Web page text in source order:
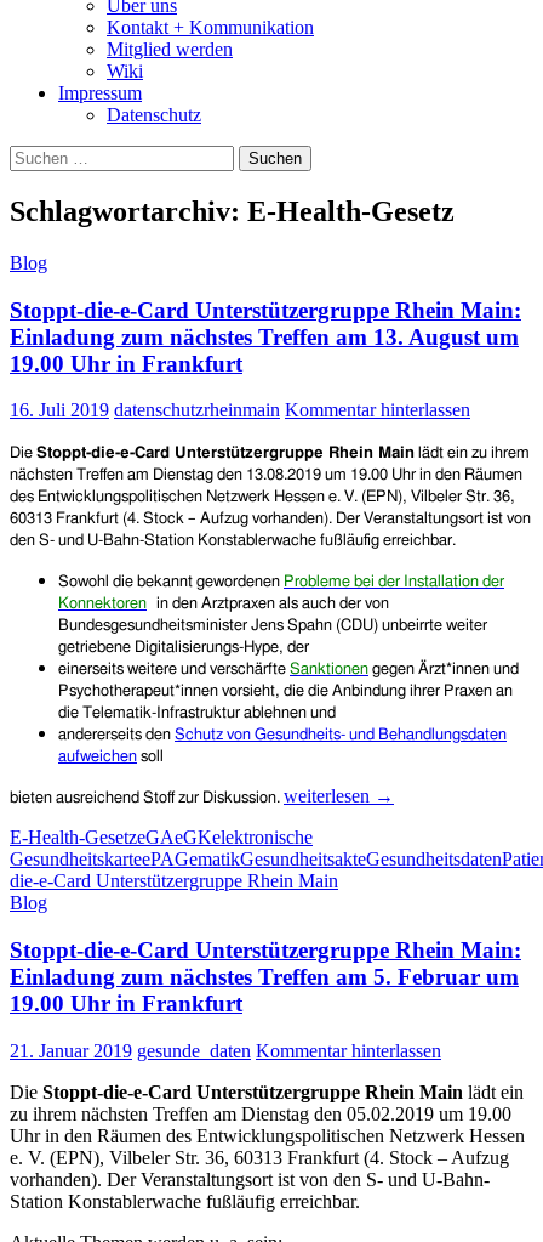
Über uns
Kontakt + Kommunikation
Mitglied werden
Wiki
Impressum
Datenschutz
Suchen
nach:
Schlagwortarchiv: E-Health-Gesetz
Blog
Stoppt-die-e-Card Unterstützergruppe Rhein Main:
Einladung zum nächstes Treffen am 13. August um
19.00 Uhr in Frankfurt
16. Juli 2019 datenschutzrheinmain Kommentar hinterlassen
Die Stoppt-die-e-Card Unterstützergruppe Rhein Main lädt ein zu ihrem
nächsten Treffen am Dienstag den 1 3.08.2019 um 19.00 Uhr in den Räumen
des Entwicklungspolitischen Netzwerk Hessen e. V. (EPN), Vilbeler Str. 36,
60313 Frankfurt (4. Stock – Aufzug vorhanden). Der Veranstaltungsort ist von
den S- und U-Bahn-Station Konstablerwache fußläufig erreichbar.
Sowohl die bekannt gewordenen Probleme bei der Installation der
Konnektoren
in den Arztpraxen als auch der von
Bundesgesundheitsminister Jens Spahn (CDU) unbeirrte weiter
getriebene Digitalisierungs-Hype, der
einerseits weitere und verschärfte Sanktionen gegen Ärzt*innen und
Psychotherapeut*innen vorsieht, die die Anbindung ihrer Praxen an
die Telematik-Infrastruktur ablehnen und
andererseits den Schutz von Gesundheits- und Behandlungsdaten
aufweichen soll
bieten ausreichend Stoff zur Diskussion. Stoppt-
e-
Card
Unterstützergruppe
Einladung
zum
nächstes
13.
um
19.00
Uhr
in
Frankfurt
weiterlesen →
E-Health-GesetzeGAeGKelektronische
GesundheitskarteePAGematikGesundheitsakteGesundheitsdaten
die-e-Card Unterstützergruppe Rhein Main
Blog
Stoppt-die-e-Card Unterstützergruppe Rhein Main:
Einladung zum nächstes Treffen am 5. Februar um
19.00 Uhr in Frankfurt
21. Januar 2019 gesunde_daten Kommentar hinterlassen
Die Stoppt-die-e-Card Unterstützergruppe Rhein Main lädt ein
zu ihrem nächsten Treffen am Dienstag den 05.02.2019 um 19.00
Uhr in den Räumen des Entwicklungspolitischen Netzwerk Hessen
e. V. (EPN), Vilbeler Str. 36, 60313 Frankfurt (4. Stock – Aufzug
vorhanden). Der Veranstaltungsort ist von den S- und U-Bahn-
Station Konstablerwache fußläufig erreichbar.